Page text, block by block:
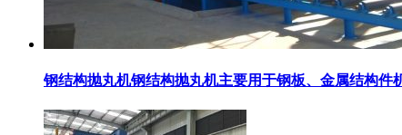
钢结构抛丸机钢结构抛丸机主要用于钢板、金属结构件